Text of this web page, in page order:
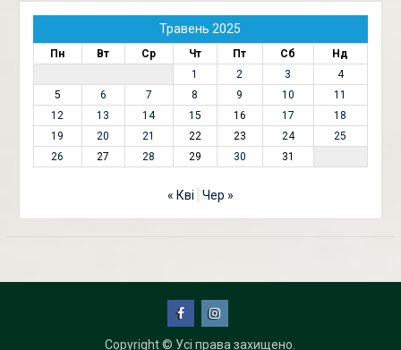
Травень 2025
Пн Вт Ср Чт Пт Сб
Нд
1
2 3
4
5
6 7 8 9 10
11
12
13 14 15 16 17
18
19
20 21 22 23 24
25
26
27 28 29 30 31
« Кві Чер »
Copyright © Усі права захищено.